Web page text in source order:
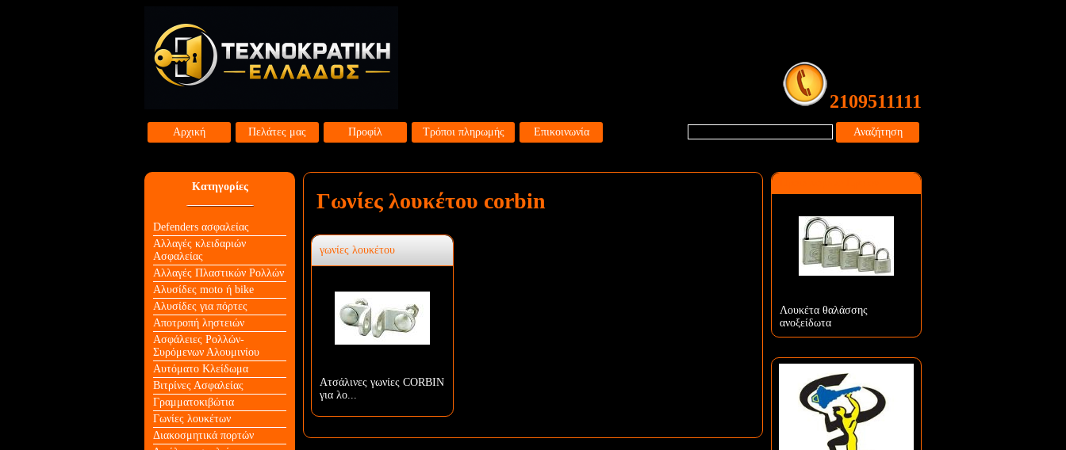
2109511111
Αρχική Πελάτες μας Προφίλ Τρόποι πληρωμής Επικοινωνία Αναζήτηση
Κατηγορίες
Defenders ασφαλείας
Αλλαγές κλειδαριών
Aσφαλείας
Αλλαγές Πλαστικών Ρολλών
Αλυσίδες moto ή bike
Αλυσίδες για πόρτες
Αποτροπή ληστειών
Ασφάλειες Ρολλών-
Συρόμενων Αλουμινίου
Αυτόματο Κλείδωμα
Βιτρίνες Ασφαλείας
Γραμματοκιβώτια
Γωνίες λουκέτων
Διακοσμητικά πορτών
Γωνίες λουκέτου corbin
γωνίες λουκέτου
Aτσάλινες γωνίες CORBIN
για λο...
Λουκέτα θαλάσσης
ανοξείδωτα